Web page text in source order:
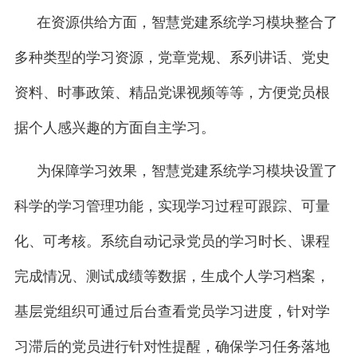
在资源供给方面，智慧党建系统学习模块整合了
多种类型的学习资源，党章党规、系列讲话、党史
资料、时事政策、精品党课视频等等，方便党员根
据个人感兴趣的方面自主学习。
为保障学习效果，智慧党建系统学习模块设置了
科学的学习管理功能，实现学习过程可跟踪、可量
化、可考核。系统自动记录党员的学习时长、课程
完成情况、测试成绩等数据，生成个人学习档案，
基层党组织可通过后台查看党员学习进度，针对学
习滞后的党员进行针对性提醒，确保学习任务落地